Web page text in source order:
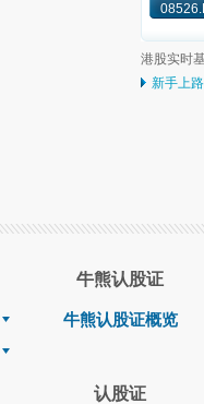
港股实时
新手上路
牛熊认股证
牛熊认股证概览
认股证